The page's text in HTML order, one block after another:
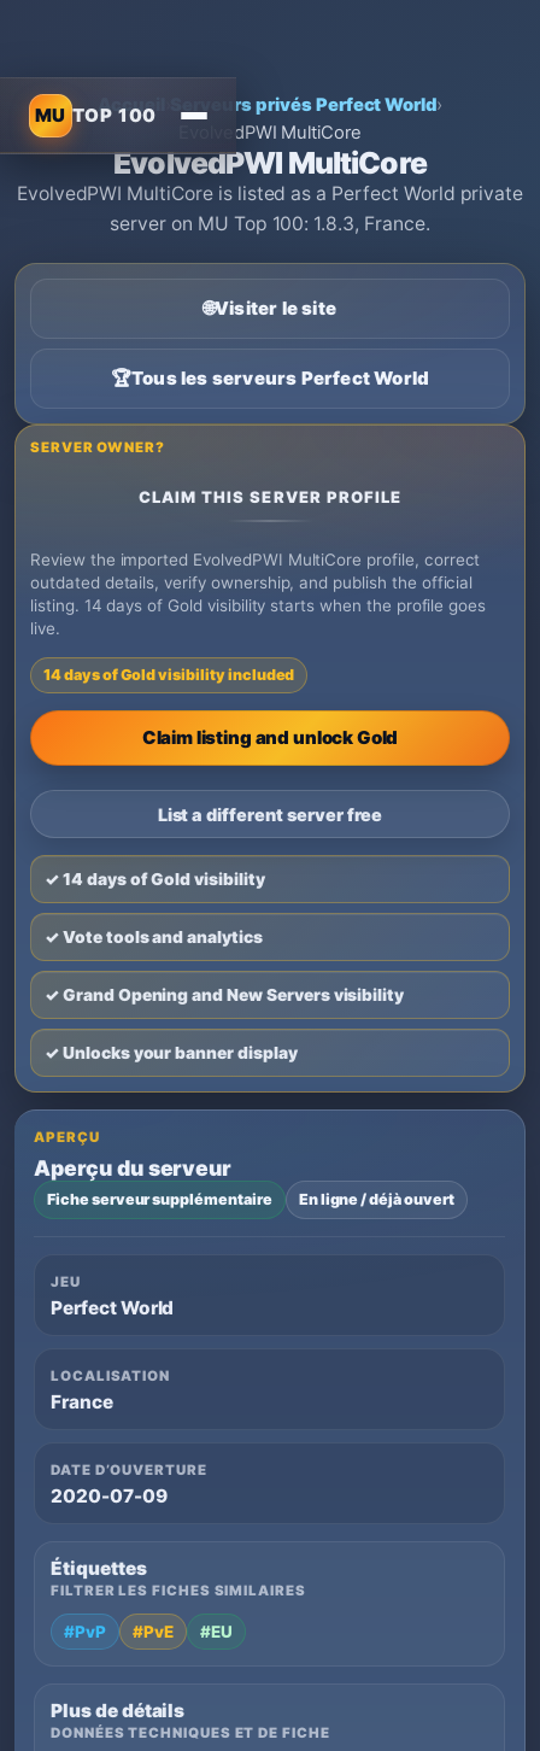
MU TOP 100
Accueil Serveurs privés Perfect World›
EvolvedPWI MultiCore
EvolvedPWI MultiCore
EvolvedPWI MultiCore is listed as a Perfect World private
server on MU Top 100: 1.8.3, France.
🌐Visiter le site
🏆Tous les serveurs Perfect World
SERVER OWNER?
CLAIM THIS SERVER PROFILE
Review the imported EvolvedPWI MultiCore profile, correct
outdated details, verify ownership, and publish the official
listing. 14 days of Gold visibility starts when the profile goes
live.
14 days of Gold visibility included
Claim listing and unlock Gold
List a different server free
✓ 14 days of Gold visibility
✓ Vote tools and analytics
✓ Grand Opening and New Servers visibility
✓ Unlocks your banner display
APERÇU
Aperçu du serveur
Fiche serveur supplémentaire En ligne / déjà ouvert
JEU
Perfect World
LOCALISATION
France
DATE D’OUVERTURE
2020-07-09
Étiquettes
FILTRER LES FICHES SIMILAIRES
#PvP #PvE #EU
Plus de détails
DONNÉES TECHNIQUES ET DE FICHE